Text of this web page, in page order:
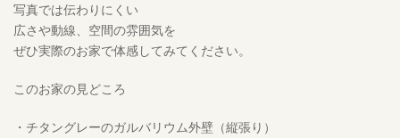
写真では伝わりにくい
広さや動線、空間の雰囲気を
ぜひ実際のお家で体感してみてください。
このお家の見どころ
・チタングレーのガルバリウム外壁（縦張り）